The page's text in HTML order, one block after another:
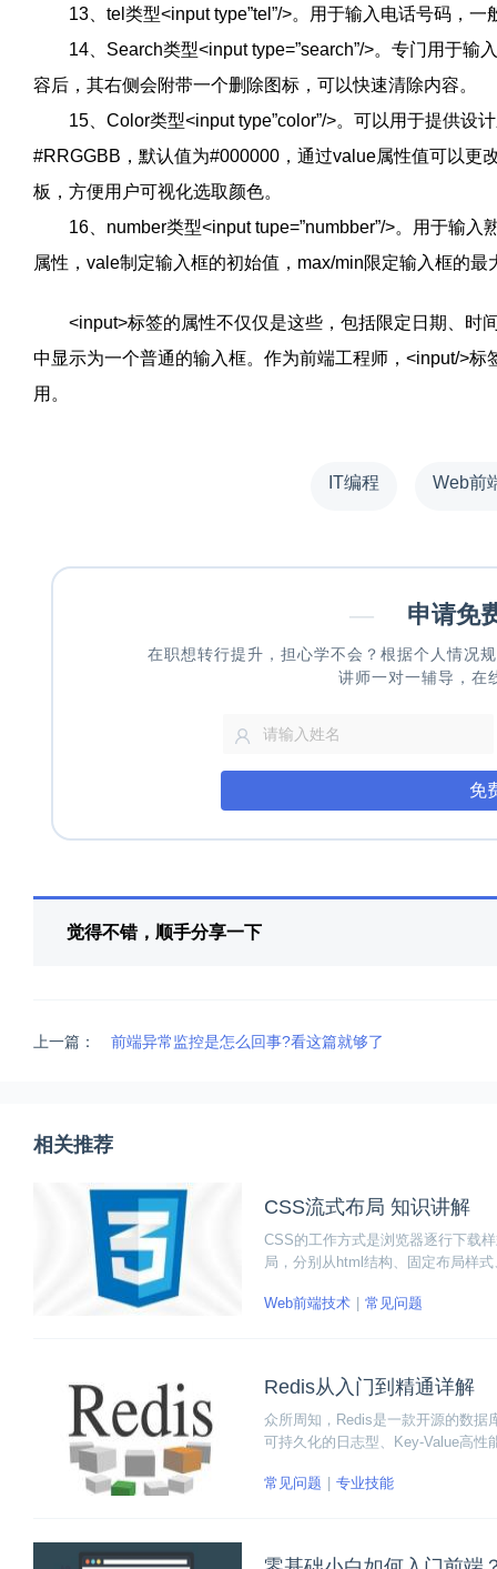
13、tel类型<input type”tel”/>。用于输入电话号码，一
14、Search类型<input type=”search”/>。专门用于输
容后，其右侧会附带一个删除图标，可以快速清除内容。
15、Color类型<input type”color”/>。可以用于提供设
#RRGGBB，默认值为#000000，通过value属性值可以更
板，方便用户可视化选取颜色。
16、number类型<input tupe=”numbber”/>。用于输入
属性，vale制定输入框的初始值，max/min限定输入框的
<input>标签的属性不仅仅是这些，包括限定日期、时
中显示为一个普通的输入框。作为前端工程师，<input/>
用。
IT编程 Web前
— 申请免
在职想转行提升，担心学不会？根据个人情况
讲师一对一辅导，在
免
觉得不错，顺手分享一下
上一篇： 前端异常监控是怎么回事?看这篇就够了
相关推荐
CSS流式布局 知识讲解
CSS的工作方式是浏览器逐行下载
局，分别从html结构、固定布局样
Web前端技术
常见问题
Redis从入门到精通详解
众所周知，Redis是一款开源的数据
可持久化的日志型、Key-Value高性
常见问题
专业技能